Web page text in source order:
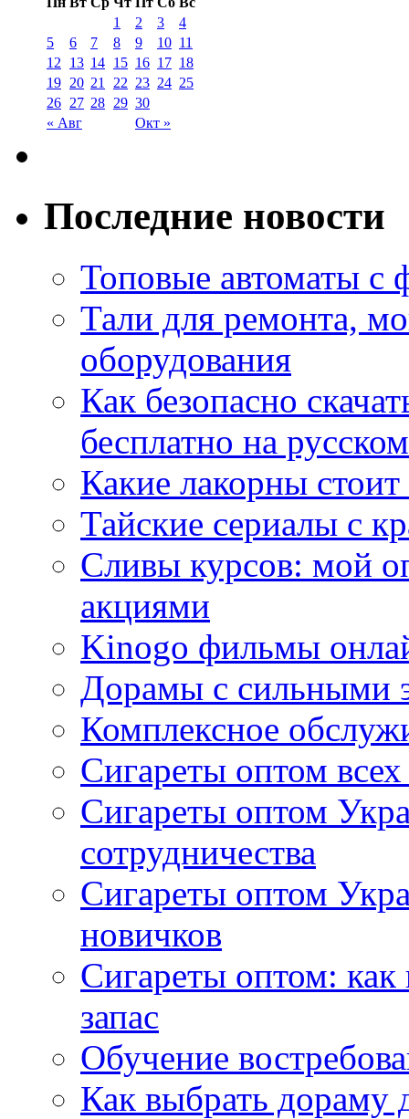
« Авг Окт »
1 2 3
4
5
6 7 8 9 10 11
12
13 14 15 16 17 18
19 20 21 22 23 24 25
26 27 28 29 30
Последние новости
Топовые автоматы с
Тали для ремонта,
оборудования
Как безопасно
бесплатно на
Какие лакорны
Тайские сериалы с
Сливы курсов: мой
акциями
Kinogo фильмы
Дорамы с сильными
Комплексное
Сигареты оптом
Сигареты оптом
сотрудничества
Сигареты оптом
новичков
Сигареты оптом:
запас
Обучение
Как выбрать дораму